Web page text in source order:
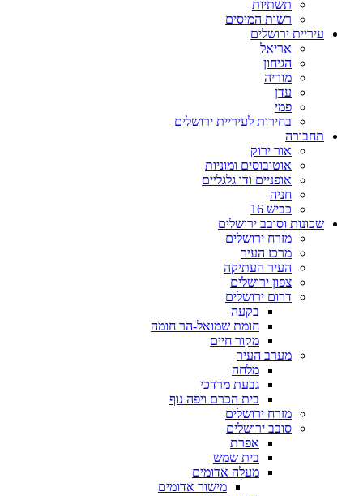
תשתיות
רשות המיסים
עיריית ירושלים
אריאל
הגיחון
מוריה
עדן
פמי
בחירות לעיריית ירושלים
תחבורה
אור ירוק
אוטובוסים ומוניות
אופניים ודו גלגליים
חניה
כביש 16
שכונות וסובב ירושלים
מזרח ירושלים
מרכז העיר
העיר העתיקה
צפון ירושלים
דרום ירושלים
בקעה
חומת שמואל-הר חומה
מקור חיים
מערב העיר
מלחה
גבעת מרדכי
בית הכרם ויפה נוף
מזרח ירושלים
סובב ירושלים
אפרת
בית שמש
מעלה אדומים
מישור אדומים